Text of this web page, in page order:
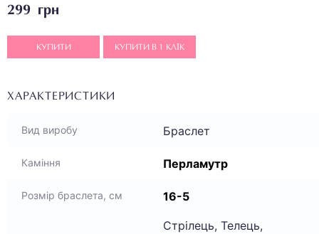
299 грн
КУПИТИ КУПИТИ В 1 КЛІК
ХАРАКТЕРИСТИКИ
Вид виробу Браслет
Каміння Перламутр
Розмір браслета, см 16-5
Стрілець, Телець,